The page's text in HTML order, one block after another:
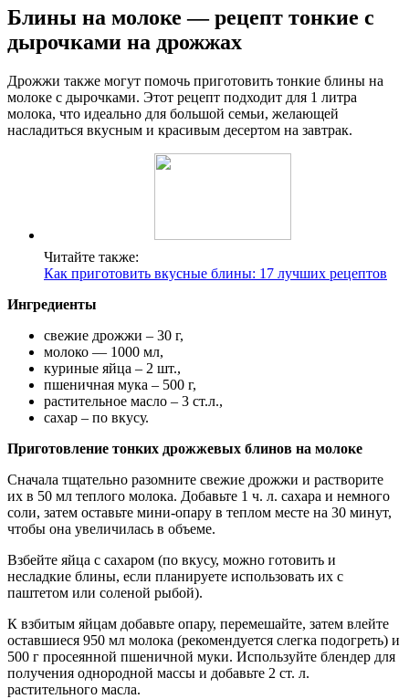
Блины на молоке — рецепт тонкие с
дырочками на дрожжах
Дрожжи также могут помочь приготовить тонкие блины на
молоке с дырочками. Этот рецепт подходит для 1 литра
молока, что идеально для большой семьи, желающей
насладиться вкусным и красивым десертом на завтрак.
Читайте также:
Как приготовить вкусные блины: 17 лучших рецептов
Ингредиенты
свежие дрожжи – 30 г,
молоко — 1000 мл,
куриные яйца – 2 шт.,
пшеничная мука – 500 г,
растительное масло – 3 ст.л.,
сахар – по вкусу.
Приготовление тонких дрожжевых блинов на молоке
Сначала тщательно разомните свежие дрожжи и растворите
их в 50 мл теплого молока. Добавьте 1 ч. л. сахара и немного
соли, затем оставьте мини-опару в теплом месте на 30 минут,
чтобы она увеличилась в объеме.
Взбейте яйца с сахаром (по вкусу, можно готовить и
несладкие блины, если планируете использовать их с
паштетом или соленой рыбой).
К взбитым яйцам добавьте опару, перемешайте, затем влейте
оставшиеся 950 мл молока (рекомендуется слегка подогреть) и
500 г просеянной пшеничной муки. Используйте блендер для
получения однородной массы и добавьте 2 ст. л.
растительного масла.